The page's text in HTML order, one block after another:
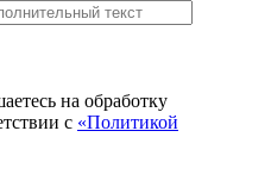
на обработку
с «Политикой